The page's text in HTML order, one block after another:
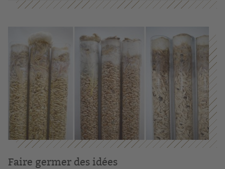
Faire germer des idées